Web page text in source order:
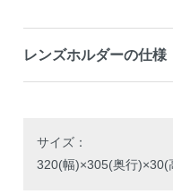
レンズホルダーの仕様
サイズ：
320(幅)×305(奥行)×30(